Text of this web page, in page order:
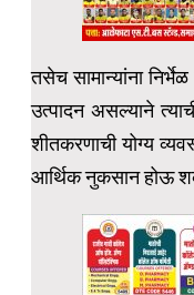
तसेच सामान्यांना
उत्पादन असल्याने
शीतकरणाची योग्य
आर्थिक नुकसान होऊ